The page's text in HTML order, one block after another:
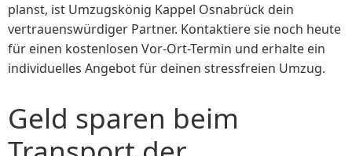
planst, ist Umzugskönig Kappel Osnabrück dein
vertrauenswürdiger Partner. Kontaktiere sie noch heute
für einen kostenlosen Vor-Ort-Termin und erhalte ein
individuelles Angebot für deinen stressfreien Umzug.
Geld sparen beim